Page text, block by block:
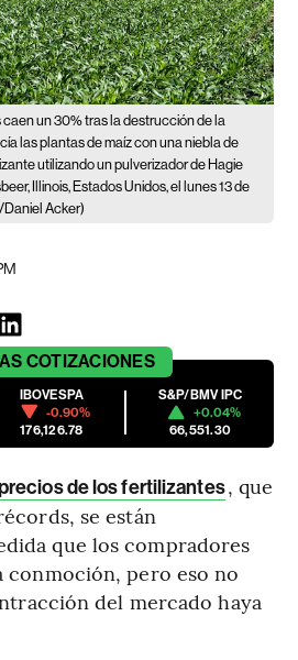
un 30% tras la destrucción de la
las plantas de maíz con una niebla de
utilizando un pulverizador de Hagie
Illinois, Estados Unidos, el lunes 13 de
Acker)
COTIZACIONES
IBOVESPA
-0.90%
176,126.78
S&P/BMV IPC
+0.04%
66,551.30
de los fertilizantes, que
se están
que los compradores
conmoción, pero eso no
del mercado haya